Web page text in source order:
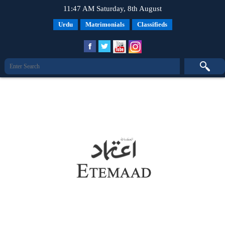
11:47 AM Saturday, 8th August
Urdu Matrimonials Classifieds